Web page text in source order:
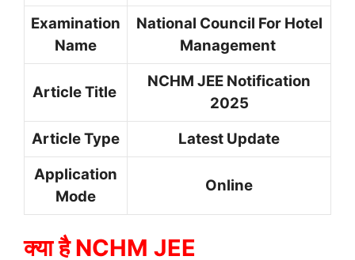
Examination
Name
National Council For Hotel
Management
Article Title
NCHM JEE Notification
2025
Article Type
Latest Update
Application
Mode
Online
क्या है NCHM JEE